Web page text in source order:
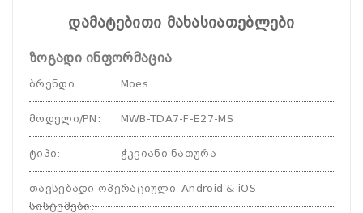
დამატებითი მახასიათებლები
ზოგადი ინფორმაცია
ბრენდი: Moes
მოდელი/PN : MWB-TDA7-F-E27-MS
ტიპი: ჭკვიანი ნათურა
თავსებადი ოპერაციული
სისტემები:
Android & iOS